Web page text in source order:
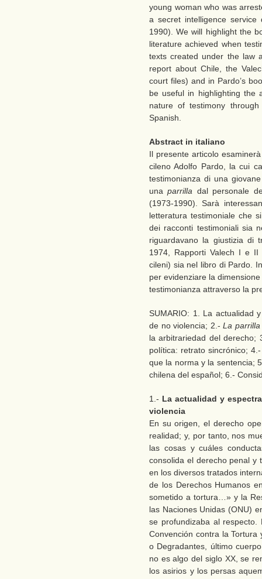
young woman who was
a secret intelligence service
1990). We will highlight the
literature achieved when
texts created under the law
report about Chile, the
court files) and in Pardo’s
be useful in highlighting the
nature of testimony
Spanish.
Abstract in italiano
Il presente articolo
cileno Adolfo Pardo, la cui
testimonianza di una
unaparrilla dal personale
(1973-1990). Sarà
letteratura testimoniale che
dei racconti testimoniali sia
riguardavano la giustizia di
1974, Rapporti Valech I e II
cileni) sia nel libro di Pardo.
per evidenziare la
testimonianza attraverso la
SUMARIO: 1. La actualidad
de no violencia; 2.-La
la arbitrariedad del derecho;
política: retrato sincrónico;
que la norma y la sentencia;
chilena del español; 6.-
1.- La actualidad y
violencia
En su origen, el derecho
realidad; y, por tanto, nos
las cosas y cuáles
consolida el derecho penal y
en los diversos tratados
de los Derechos Humanos
sometido a tortura…» y la
las Naciones Unidas (ONU)
se profundizaba al
Convención contra la
o Degradantes, último
no es algo del siglo XX, se
los asirios y los persas